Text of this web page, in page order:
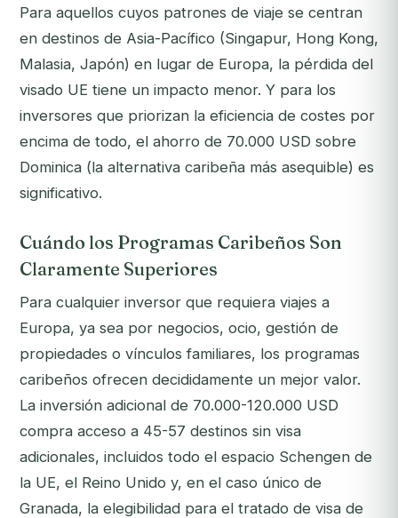
Para aquellos cuyos patrones de viaje se centran
en destinos de Asia-Pacífico (Singapur, Hong Kong,
Malasia, Japón) en lugar de Europa, la pérdida del
visado UE tiene un impacto menor. Y para los
inversores que priorizan la eficiencia de costes por
encima de todo, el ahorro de 70.000 USD sobre
Dominica (la alternativa caribeña más asequible) es
significativo.
Cuándo los Programas Caribeños Son
Claramente Superiores
Para cualquier inversor que requiera viajes a
Europa, ya sea por negocios, ocio, gestión de
propiedades o vínculos familiares, los programas
caribeños ofrecen decididamente un mejor valor.
La inversión adicional de 70.000-120.000 USD
compra acceso a 45-57 destinos sin visa
adicionales, incluidos todo el espacio Schengen de
la UE, el Reino Unido y, en el caso único de
Granada, la elegibilidad para el tratado de visa de